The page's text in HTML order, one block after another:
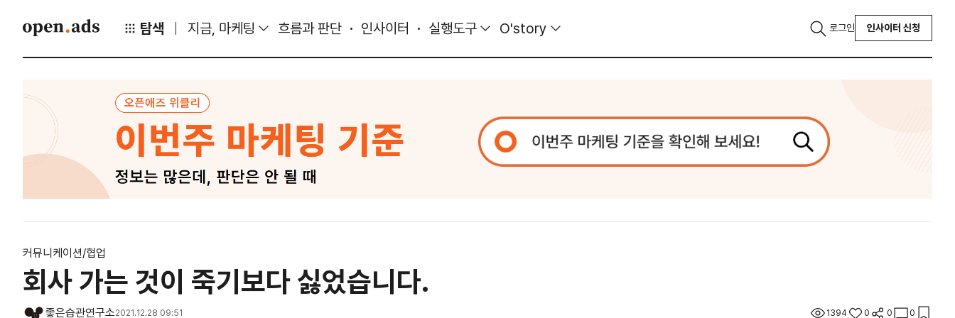
탐색 지금, 마케팅 흐름과 판단 인사이터 실행도구 O'story 로그인 인사이터 신청
커뮤니케이션/협업
회사 가는 것이 죽기보다 싫었습니다.
좋은습관연구소2021.12.28 09:51 1394 0 0 0